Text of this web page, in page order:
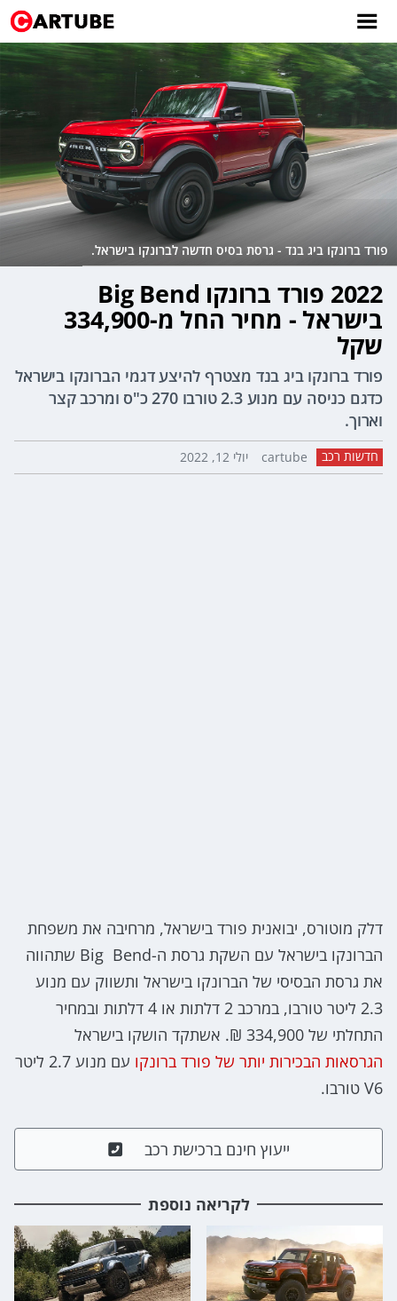
פורד ברונקו ביג בנד - גרסת בסיס חדשה לברונקו בישראל.
2022 פורד ברונקו Big Bend
בישראל - מחיר החל מ-334,900
שקל
פורד ברונקו ביג בנד מצטרף להיצע דגמי הברונקו בישראל
כדגם כניסה עם מנוע 2.3 טורבו 270 כ"ס ומרכב קצר
וארוך.
חדשות רכב cartube יולי 12, 2022
דלק מוטורס, יבואנית פורד בישראל, מרחיבה את משפחת
הברונקו בישראל עם השקת גרסת ה-Big Bend שתהווה
את גרסת הבסיסי של הברונקו בישראל ותשווק עם מנוע
2.3 ליטר טורבו, במרכב 2 דלתות או 4 דלתות ובמחיר
התחלתי של 334,900 ₪. אשתקד הושקו בישראל
הגרסאות הבכירות יותר של פורד ברונקו
עם מנוע 2.7 ליטר
V6 טורבו.
ייעוץ חינם ברכישת רכב
לקריאה נוספת